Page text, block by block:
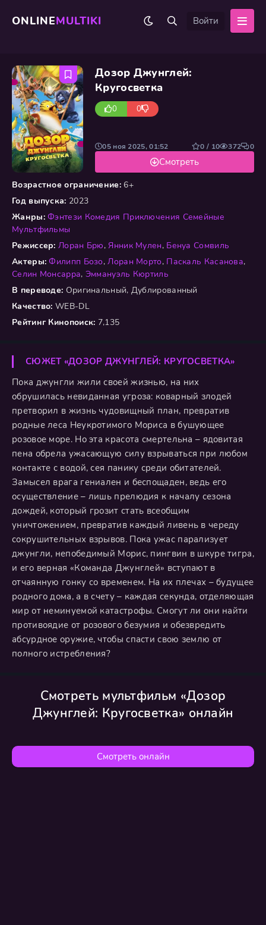
ONLINEMULTIKI Войти
Дозор Джунглей:
Кругосветка
0 0
Возрастное ограничение:6+
Год выпуска: 2023
Жанры: Фэнтези Комедия Приключения Семейные
Мультфильмы
Режиссер: Лоран Брю, Янник Мулен, Бенуа Сомвиль
Актеры: Филипп Бозо,Лоран Морто, Паскаль Касанова,
Селин Монсарра, Эммануэль Кюртиль
В переводе: Оригинальный, Дублированный
Качество: WEB-DL
Рейтинг Кинопоиск: 7,135
Смотреть
05 ноя 2025, 01:52 0 / 10 372 0
СЮЖЕТ «ДОЗОР ДЖУНГЛЕЙ: КРУГОСВЕТКА»
Пока джунгли жили своей жизнью, на них
обрушилась невиданная угроза: коварный злодей
претворил в жизнь чудовищный план, превратив
родные леса Неукротимого Мориса в бушующее
розовое море. Но эта красота смертельна – ядовитая
пена обрела ужасающую силу взрываться при любом
контакте с водой, сея панику среди обитателей.
Замысел врага гениален и беспощаден, ведь его
осуществление – лишь прелюдия к началу сезона
дождей, который грозит стать всеобщим
уничтожением, превратив каждый ливень в череду
сокрушительных взрывов. Пока ужас парализует
джунгли, непобедимый Морис, пингвин в шкуре тигра,
и его верная «Команда Джунглей» вступают в
отчаянную гонку со временем. На их плечах – будущее
родного дома, а в счету – каждая секунда, отделяющая
мир от неминуемой катастрофы. Смогут ли они найти
противоядие от розового безумия и обезвредить
абсурдное оружие, чтобы спасти свою землю от
полного истребления?
Смотреть мультфильм «Дозор
Джунглей: Кругосветка» онлайн
Смотреть онлайн